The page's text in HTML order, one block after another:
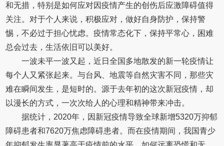
和无措，特别是如何应对因疫情产生的创伤后应激障碍值得
关注。对于个人来说，积极应对，做好自身防护，保持警
惕，不必过于担心忧虑。疫情常态化下，保持平常心，困难
总会过去，生活依旧可以美好。
一波未平一波又起，近日全国多地散发的新一轮疫情让
每个人又紧张起来。与台风、地震等自然灾害不同，那些灾
难在瞬间发生，是短时的。源于去年初的这次新冠疫情，却
以漫长的方式，一次次给人的心理和精神带来冲击。
据统计，2020年，因新冠疫情导致全球新增5320万抑郁
障碍患者和7620万焦虑障碍患者。而在疫情期间，我国青少